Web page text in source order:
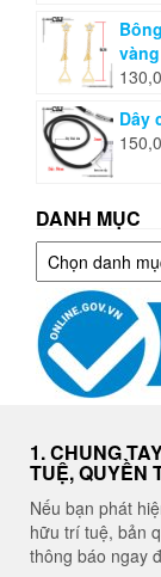
Dây
DANH MỤC
Danh
mục
1. CHUNG
TUỆ, QUYỀN
Nếu bạn phát
hữu trí tuệ, bản
thông báo ngay